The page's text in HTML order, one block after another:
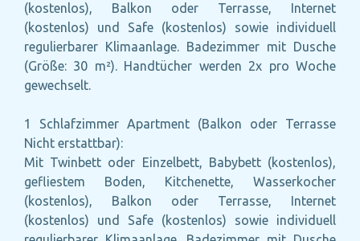
(kostenlos), Balkon oder Terrasse, Internet
(kostenlos) und Safe (kostenlos) sowie individuell
regulierbarer Klimaanlage. Badezimmer mit Dusche
(Größe: 30 m²). Handtücher werden 2x pro Woche
gewechselt.
1 Schlafzimmer Apartment (Balkon oder Terrasse
Nicht erstattbar):
Mit Twinbett oder Einzelbett, Babybett (kostenlos),
gefliestem Boden, Kitchenette, Wasserkocher
(kostenlos), Balkon oder Terrasse, Internet
(kostenlos) und Safe (kostenlos) sowie individuell